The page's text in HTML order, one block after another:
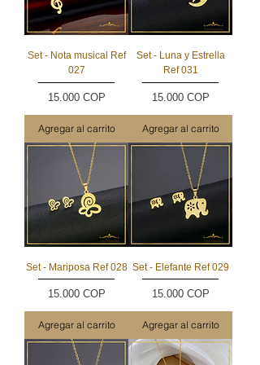
Set - Nota musical Ref
027
Precio
15.000 COP
Agregar al carrito
Set - Luna y Estrella
Ref 031
Precio
15.000 COP
Agregar al carrito
Set - Mariposa Ref 028
Precio
15.000 COP
Agregar al carrito
Set - Elefante Ref 029
Precio
15.000 COP
Agregar al carrito